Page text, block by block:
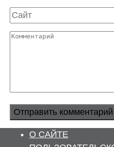
Сайт
Комментарий
О САЙТЕ